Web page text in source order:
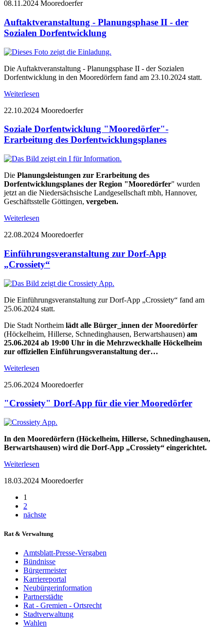
08.11.2024 Mooredoerfer
Auftaktveranstaltung - Planungsphase II - der
Sozialen Dorfentwicklung
Die Auftaktveranstaltung - Planungsphase II - der Sozialen
Dorfentwicklung in den Mooredörfern fand am 23.10.2024 statt.
Weiterlesen
22.10.2024 Mooredoerfer
Soziale Dorfentwicklung "Mooredörfer"-
Erarbeitung des Dorfentwicklungsplanes
Die Planungsleistungen zur Erarbeitung des
Dorfentwicklungsplanes der Region "Mooredörfer" wurden
jetzt an die Niedersächsische Landgesellschaft mbh, Hannover,
Geschäftsstelle Göttingen, vergeben.
Weiterlesen
22.08.2024 Mooredoerfer
Einführungsveranstaltung zur Dorf-App
„Crossiety“
Die Einführungsveranstaltung zur Dorf-App „Crossiety“ fand am
25.06.2024 statt.
Die Stadt Northeim lädt alle Bürger_innen der Mooredörfer
(Höckelheim, Hillerse, Schnedinghausen, Berwartshausen) am
25.06.2024 ab 19:00 Uhr in die Mehrzweckhalle Höckelheim
zur offiziellen Einführungsveranstaltung der…
Weiterlesen
25.06.2024 Mooredoerfer
"Crossiety" Dorf-App für die vier Mooredörfer
In den Mooredörfern (Höckelheim, Hillerse, Schnedinghausen,
Berwartshausen) wird die Dorf-App „Crossiety“ eingerichtet.
Weiterlesen
18.03.2024 Mooredoerfer
1
2
nächste
Rat & Verwaltung
Amtsblatt-Presse-Vergaben
Bündnisse
Bürgermeister
Karriereportal
Neubürgerinformation
Partnerstädte
Rat - Gremien - Ortsrecht
Stadtverwaltung
Wahlen